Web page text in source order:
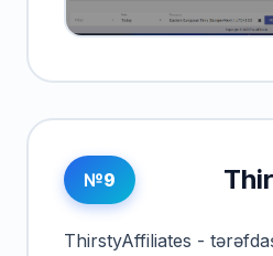
№9
ThirstyAffiliates -